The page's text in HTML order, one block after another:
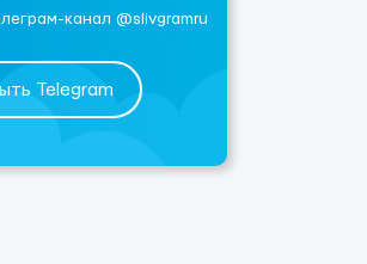
канал @slivgramru
Telegram